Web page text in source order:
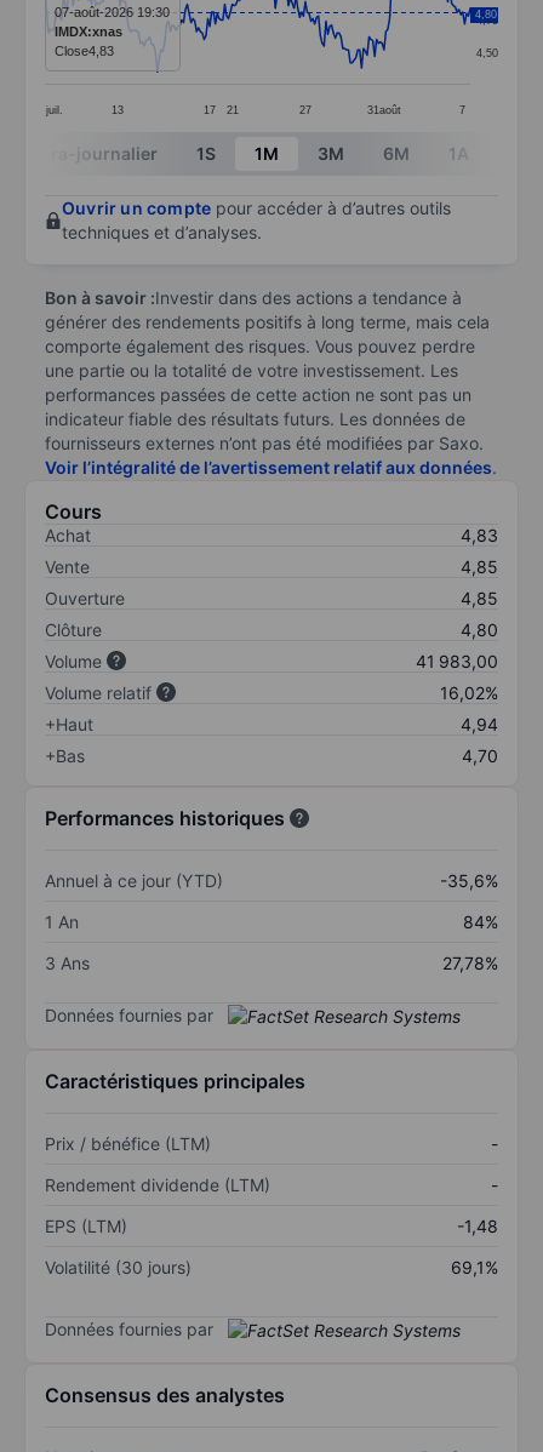
The chart has 1 X axis displaying categories.
The chart has 1 Y axis displaying values. Data
juil. 13 17 21 27 31 août 7
4,50
4,75
4,80
07-août-2026 19:30
IMDX:xnas
Close4,83
End of interactive chart.
Intra-journalier 1S 1M 3M 6M 1A
Ouvrir un compte pour accéder à d’autres outils
techniques et d’analyses.
Bon à savoir :Investir dans des actions a tendance à
générer des rendements positifs à long terme, mais cela
comporte également des risques. Vous pouvez perdre
une partie ou la totalité de votre investissement. Les
performances passées de cette action ne sont pas un
indicateur fiable des résultats futurs. Les données de
fournisseurs externes n’ont pas été modifiées par Saxo.
Voir l’intégralité de l’avertissement relatif aux données.
Cours
Achat
4,83
Vente
4,85
Ouverture
4,85
Clôture
4,80
Volume
41 983,00
Volume relatif
16,02%
+Haut
4,94
+Bas
4,70
Performances historiques
Annuel à ce jour (YTD)
-35,6%
1 An
84%
3 Ans
27,78%
Données fournies par
Caractéristiques principales
Prix / bénéfice (LTM)
-
Rendement dividende (LTM)
-
EPS (LTM)
-1,48
Volatilité (30 jours)
69,1%
Données fournies par
Consensus des analystes